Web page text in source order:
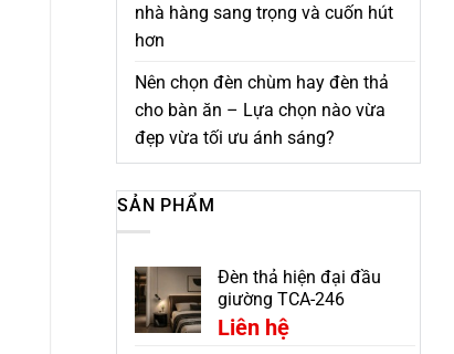
nhà hàng sang trọng và cuốn hút
hơn
Nên chọn đèn chùm hay đèn thả
cho bàn ăn – Lựa chọn nào vừa
đẹp vừa tối ưu ánh sáng?
SẢN PHẨM
Đèn thả hiện đại đầu
giường TCA-246
Liên hệ